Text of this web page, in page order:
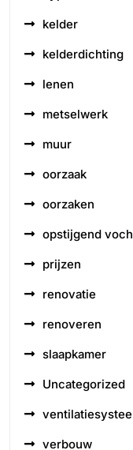
kelder
kelderdichting
lenen
metselwerk
muur
oorzaak
oorzaken
opstijgend
prijzen
renovatie
renoveren
slaapkamer
Uncategorized
verbouw